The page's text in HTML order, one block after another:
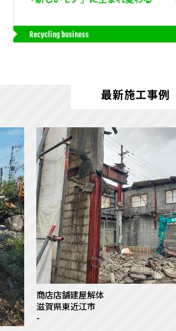
最新施工事例
商店店舗建屋解体
滋賀県東近江市
-